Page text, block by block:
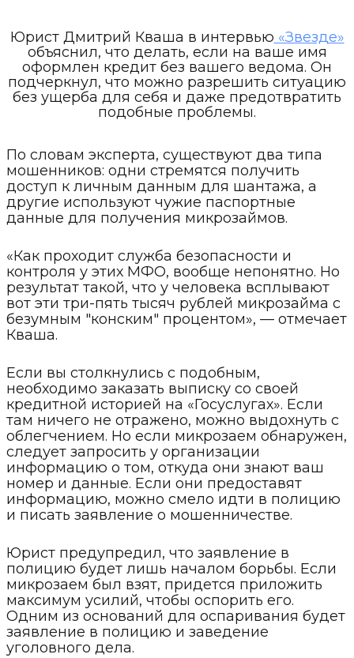
Юрист Дмитрий Кваша в интервью «Звезде»
объяснил, что делать, если на ваше имя
оформлен кредит без вашего ведома. Он
подчеркнул, что можно разрешить ситуацию
без ущерба для себя и даже предотвратить
подобные проблемы.
По словам эксперта, существуют два типа
мошенников: одни стремятся получить
доступ к личным данным для шантажа, а
другие используют чужие паспортные
данные для получения микрозаймов.
«Как проходит служба безопасности и
контроля у этих МФО, вообще непонятно. Но
результат такой, что у человека всплывают
вот эти три-пять тысяч рублей микрозайма с
безумным "конским" процентом», — отмечает
Кваша.
Если вы столкнулись с подобным,
необходимо заказать выписку со своей
кредитной историей на «Госуслугах». Если
там ничего не отражено, можно выдохнуть с
облегчением. Но если микрозаем обнаружен,
следует запросить у организации
информацию о том, откуда они знают ваш
номер и данные. Если они предоставят
информацию, можно смело идти в полицию
и писать заявление о мошенничестве.
Юрист предупредил, что заявление в
полицию будет лишь началом борьбы. Если
микрозаем был взят, придется приложить
максимум усилий, чтобы оспорить его.
Одним из оснований для оспаривания будет
заявление в полицию и заведение
уголовного дела.